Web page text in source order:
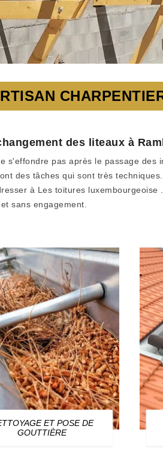
des liteaux à
s'effondre pas après le passage
des tâches qui sont très
à Les toitures
sans engagement.
ET POSE DE
GOUTTIÈRE